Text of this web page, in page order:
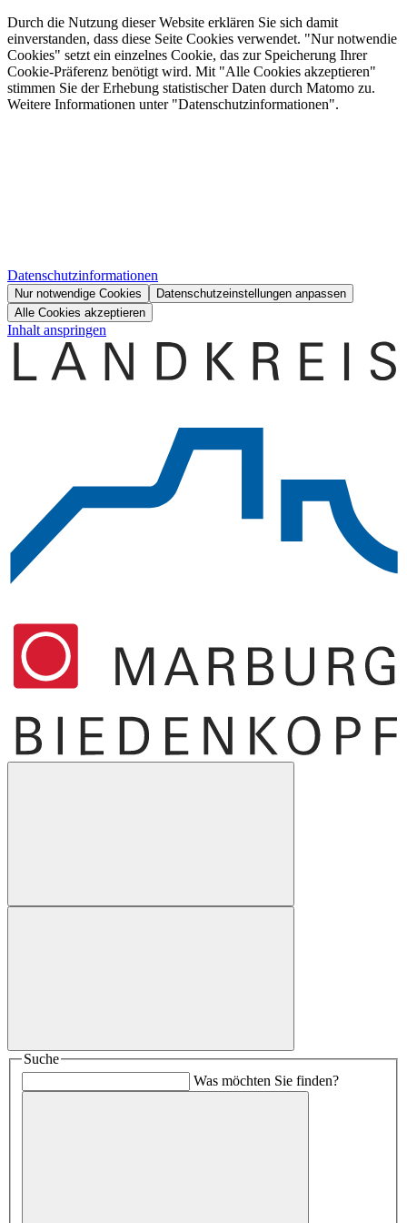
Durch die Nutzung dieser Website erklären Sie sich damit
einverstanden, dass diese Seite Cookies verwendet. "Nur notwendie
Cookies" setzt ein einzelnes Cookie, das zur Speicherung Ihrer
Cookie-Präferenz benötigt wird. Mit "Alle Cookies akzeptieren"
stimmen Sie der Erhebung statistischer Daten durch Matomo zu.
Weitere Informationen unter "Datenschutzinformationen".
Datenschutzinformationen
Nur notwendige Cookies
Datenschutzeinstellungen anpassen
Alle Cookies akzeptieren
Inhalt anspringen
Suche
Was möchten Sie finden?